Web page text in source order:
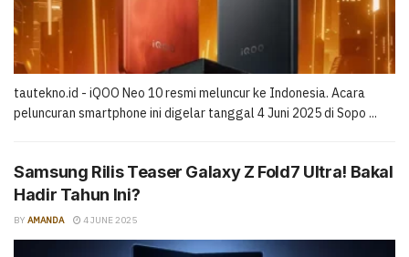
tautekno.id - iQOO Neo 10 resmi meluncur ke Indonesia. Acara
peluncuran smartphone ini digelar tanggal 4 Juni 2025 di Sopo ...
Samsung Rilis Teaser Galaxy Z Fold7 Ultra! Bakal
Hadir Tahun Ini?
BY AMANDA 4 JUNE 2025